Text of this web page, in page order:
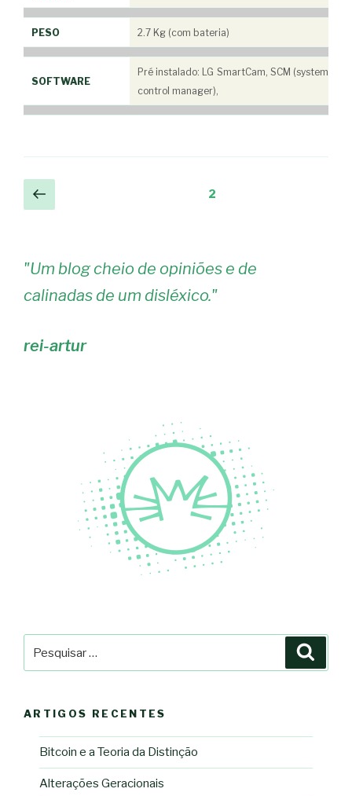
PESO 2.7 Kg (com bateria)
SOFTWARE
Pré instalado: LG SmartCam, SCM (system
control manager),
Navegação
de
Página
anterior
2
"Um blog cheio de opiniões e de
calinadas de um disléxico."
rei-artur
por:
ARTIGOS RECENTES
Bitcoin e a Teoria da Distinção
Alterações Geracionais